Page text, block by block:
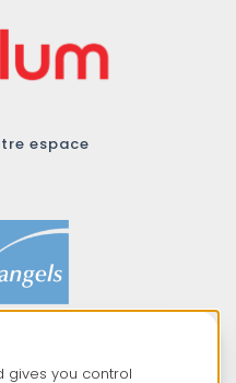
espace
gives you control